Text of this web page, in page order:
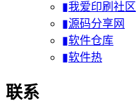
▮我爱印刷社区
▮源码分享网
▮软件仓库
▮软件热
联系